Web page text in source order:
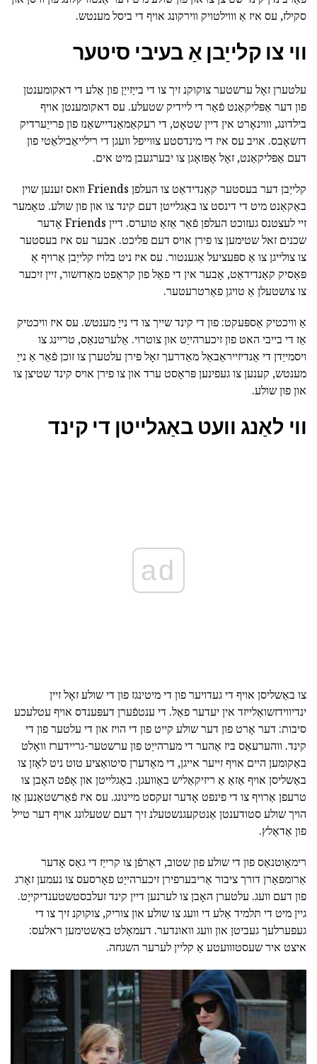
סקילז, עס איז אַ וווילטויק ווירקונג אויף די ביסל מענטש.
ווי צו קלייַבן אַ בעיבי סיטער
עלטערן זאָל ערשטער צוקוקנ זיך צו די בייַזייַן פון אַלע די דאקומענטן
פון דער אַפּליקאַנט פֿאַר די ליידיק שטעלע. עס דאקומענטן אויף
בילדונג, וווינאָרט אין דיין שטאָט, די רעקאַמאַנדיישאַנז פון פרייַערדיק
דזשאָבס. אויב עס איז די מינדסטע צווייפל וועגן די רילייאַבילאַטי פון
דעם אַפּליקאַנט, זאָל אָפּזאָגן צו יבערגעבן מיט אים.
קלייַבן דער בעסטער קאַנדידאַט צו העלפן Friends וואס זענען שוין
באַקאַנט מיט די דינסט צו באַגלייטן דעם קינד צו און פון שולע. טאָמער
זיי לעצטנס געזוכט העלפן פֿאַר אַזאַ טוערס. דיין Friends אָדער
שכנים זאל שטימען צו פירן אויס דעם פליכט. אבער עס איז בעסטער
צו צולייגן צו אַ ספּעציעל אַגענטור. עס איז ניט בלויז קלייַבן אַרויף אַ
פּאַסיק קאַנדידאַט, אָבער אין די פאַל פון קראַפט מאַדזשור, זיין זיכער
צו צושטעלן אַ טויגן פאַרטרעטער.
אַ וויכטיק אַספּעקט: פון די קינד שייך צו די נייַ מענטש. עס איז וויכטיק
אַז די בייבי האט פון זיכערהייַט און צוטרוי. אַלערטנאַס, טריינג צו
ויסמייַדן די אַנדיזייראַבאַל מאַדרעך זאָל פירן עלטערן צו זוכן פֿאַר אַ נייַ
מענטש, קענען צו געפינען פּראָסט ערד און צו פירן אויס קינד שטיצן צו
און פון שולע.
ווי לאַנג וועט באַגלייטן די קינד
ad
צו באַשליסן אויף די געדויער פון די מיטינגז פון די שולע זאָל זיין
ינדיווידזשואַלייזד אין יעדער פאַל. די ענטפֿערן דעפּענדס אויף עטלעכע
סיבות: דער אָרט פון דער שולע קייט פון די הויז און די עלטער פון די
קינד. ווהערעאַס ביז אַהער די מערהייַט פון ערשטער-גריידערז וואָלט
באַקומען היים אויף זייער אייגן, די מאָדערן סיטואַציע טוט ניט לאָזן צו
באַשליסן אויף אַזאַ אַ ריזיקאַליש באַוועגן. באַגלייטן און אָפֿט האָבן צו
טרעפן אַרויף צו די פינפט אָדער זעקסט מיינונג. עס איז פֿאַרשטאַנען אַז
הויך שולע סטודענטן אַנטקעגנשטעלנ זיך דעם שטעלונג אויף דער טייל
פון אַדאַלץ.
רימאָוטנאַס פון די שולע פון שטוב, דאַרפֿן צו קרייַז די גאַס אָדער
אַרומפאָרן דורך ציבור אַריבערפירן זיכערהייַט פאָרסעס צו נעמען זאָרג
פון דעם וועג. עלטערן האָבן צו לערנען דיין קינד זעלבסטשטענדיקייַט.
גיין מיט די תּלמיד אַלע די וועג צו שולע און צוריק, צוקוקנ זיך צו די
געפערלעך געביטן און וועג וואונדער. דעמאָלט באַשטימען ראלעס:
איצט איר שעסטווועטע אַ קליין לערער השגחה.